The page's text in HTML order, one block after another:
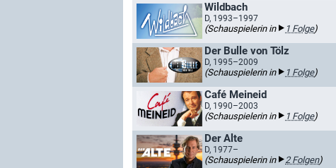
Wildbach
D, 1993–1997
(Schauspielerin in 1 Folge)
Der Bulle von Tölz
D, 1995–2009
(Schauspielerin in 1 Folge)
Café Meineid
D, 1990–2003
(Schauspielerin in 1 Folge)
Der Alte
D, 1977–
(Schauspielerin in 2 Folgen)